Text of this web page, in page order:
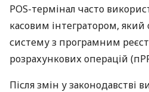
POS-термінал часто
касовим інтегратором, який
систему з програмним
розрахункових операцій
Після змін у законодавстві